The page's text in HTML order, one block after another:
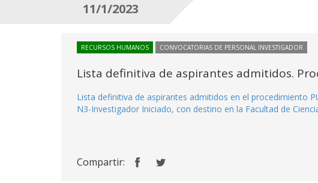
11/1/2023
RECURSOS HUMANOS CONVOCATORIAS DE PERSONAL INVESTIGADOR
Lista definitiva de aspirantes admitidos.
Lista definitiva de aspirantes admitidos en el procedimiento
N3-Investigador Iniciado, con destino en la Facultad de
Compartir: